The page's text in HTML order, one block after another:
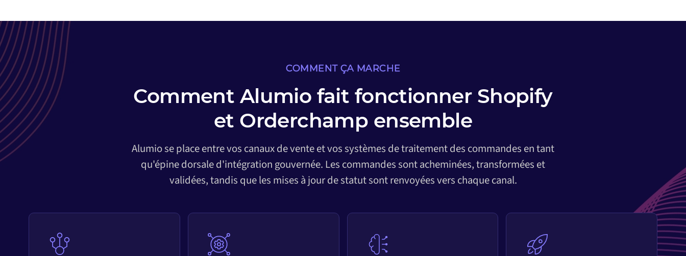
COMMENT ÇA MARCHE
Comment Alumio fait fonctionner Shopify
et Orderchamp ensemble
Alumio se place entre vos canaux de vente et vos systèmes de traitement des commandes en tant
qu'épine dorsale d'intégration gouvernée. Les commandes sont acheminées, transformées et
validées, tandis que les mises à jour de statut sont renvoyées vers chaque canal.